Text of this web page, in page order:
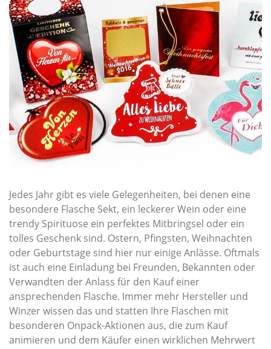
Jedes Jahr gibt es viele Gelegenheiten, bei denen eine
besondere Flasche Sekt, ein leckerer Wein oder eine
trendy Spirituose ein perfektes Mitbringsel oder ein
tolles Geschenk sind. Ostern, Pfingsten, Weihnachten
oder Geburtstage sind hier nur einige Anlässe. Oftmals
ist auch eine Einladung bei Freunden, Bekannten oder
Verwandten der Anlass für den Kauf einer
ansprechenden Flasche. Immer mehr Hersteller und
Winzer wissen das und statten Ihre Flaschen mit
besonderen Onpack-Aktionen aus, die zum Kauf
animieren und dem Käufer einen wirklichen Mehrwert